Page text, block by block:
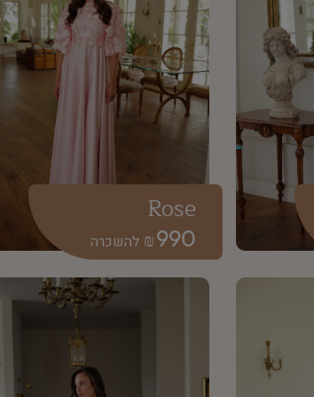
990
₪
Rose